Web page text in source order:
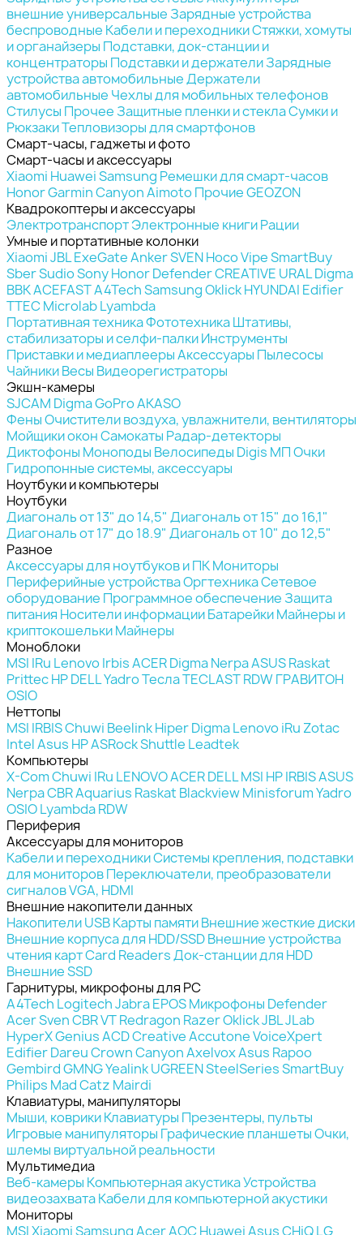
внешние универсальныеЗарядные устройства
беспроводные Кабели и переходникиСтяжки, хомуты
и органайзеры Подставки, док-станции и
концентраторы Подставки и держателиЗарядные
устройства автомобильныеДержатели
автомобильные Чехлы для мобильных телефонов
Стилусы ПрочееЗащитные пленки и стеклаСумки и
РюкзакиТепловизоры для смартфонов
Смарт-часы, гаджеты и фото
Смарт-часы и аксессуары
Xiaomi HuaweiSamsung Ремешки для смарт-часов
HonorGarminCanyonAimotoПрочиеGEOZON
Квадрокоптеры и аксессуары
ЭлектротранспортЭлектронные книгиРации
Умные и портативные колонки
XiaomiJBLExeGateAnkerSVENHocoVipeSmartBuy
SberSudioSonyHonorDefenderCREATIVE URALDigma
BBKACEFASTA4TechSamsungOklickHYUNDAI Edifier
TTECMicrolabLyambda
Портативная техникаФототехникаШтативы,
стабилизаторы и селфи-палкиИнструменты
Приставки и медиаплеерыАксессуары Пылесосы
ЧайникиВесы Видеорегистраторы
Экшн-камеры
SJCAM DigmaGoProAKASO
ФеныОчистители воздуха, увлажнители, вентиляторы
Мойщики оконСамокаты Радар-детекторы
Диктофоны Моноподы Велосипеды Digis МПОчки
Гидропонные системы, аксессуары
Ноутбуки и компьютеры
Ноутбуки
Диагональ от 13" до 14,5" Диагональ от 15" до 16,1"
Диагональ от 17" до 18.9" Диагональ от 10" до 12,5"
Разное
Аксессуары для ноутбуков и ПКМониторы
Периферийные устройстваОргтехникаСетевое
оборудование Программное обеспечениеЗащита
питания Носители информацииБатарейкиМайнеры и
криптокошелькиМайнеры
Моноблоки
MSI IRu LenovoIrbisACERDigmaNerpaASUSRaskat
PrittecHPDELLYadroТеслаTECLASTRDWГРАВИТОН
OSIO
Неттопы
MSI IRBISChuwi BeelinkHiperDigmaLenovoiRu Zotac
IntelAsus HPASRockShuttle Leadtek
Компьютеры
X-ComChuwi IRu LENOVOACERDELLMSI HPIRBISASUS
NerpaCBRAquarius Raskat BlackviewMinisforumYadro
OSIOLyambdaRDW
Периферия
Аксессуары для мониторов
Кабели и переходникиСистемы крепления, подставки
для мониторовПереключатели, преобразователи
сигналов VGA, HDMI
Внешние накопители данных
Накопители USBКарты памятиВнешние жесткие диски
Внешние корпуса для HDD/SSDВнешние устройства
чтения карт Card ReadersДок-станции для HDD
Внешние SSD
Гарнитуры, микрофоны для PC
A4Tech LogitechJabraEPOSМикрофоны Defender
AcerSvenCBRVTRedragon RazerOklickJBLJLab
HyperXGeniusACDCreativeAccutoneVoiceXpert
EdifierDareuCrownCanyonAxelvoxAsus Rapoo
GembirdGMNGYealinkUGREENSteelSeriesSmartBuy
Philips Mad Catz Mairdi
Клавиатуры, манипуляторы
Мыши, коврикиКлавиатуры Презентеры, пульты
Игровые манипуляторы Графические планшетыОчки,
шлемы виртуальной реальности
Мультимедиа
Веб-камеры Компьютерная акустикаУстройства
видеозахватаКабели для компьютерной акустики
Мониторы
MSIXiaomiSamsungAcerAOCHuaweiAsusCHiQLG